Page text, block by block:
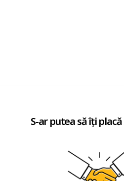
S-ar putea să îți placă